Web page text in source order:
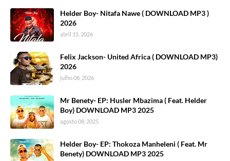
Helder Boy- Nitafa Nawe ( DOWNLOAD MP3 )
2026
abril 15, 2026
Felix Jackson- United Africa ( DOWNLOAD MP3)
2026
julho 08, 2026
Mr Benety- EP: Husler Mbazima ( Feat. Helder
Boy) DOWNLOAD MP3 2025
agosto 08, 2025
Helder Boy- EP: Thokoza Manheleni ( Feat. Mr
Benety) DOWNLOAD MP3 2025